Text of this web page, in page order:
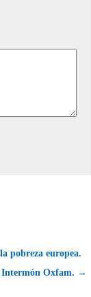
pobreza europea.
Intermón Oxfam. →